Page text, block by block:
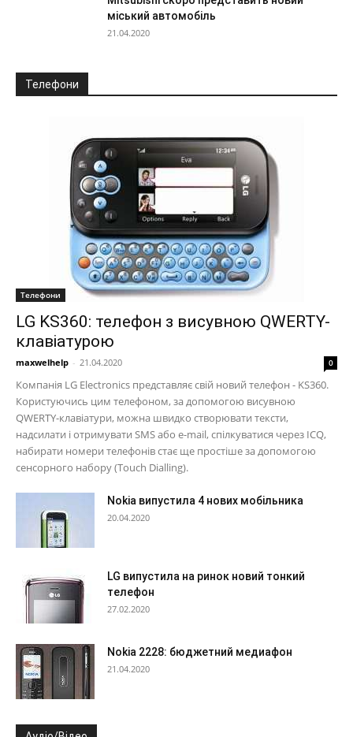
міський автомобіль
21.04.2020
Телефони
Телефони
LG KS360: телефон з висувною QWERTY-
клавіатурою
maxwelhelp - 21.04.2020 0
Компанія LG Electronics представляє свій новий телефон - KS360.
Користуючись цим телефоном, за допомогою висувною
QWERTY-клавіатури, можна швидко створювати тексти,
надсилати і отримувати SMS або e-mail, спілкуватися через ICQ,
набирати номери телефонів стає ще простіше за допомогою
сенсорного набору (Touch Dialling).
Nokia випустила 4 нових мобільника
20.04.2020
LG випустила на ринок новий тонкий
телефон
27.02.2020
Nokia 2228: бюджетний медиафон
21.04.2020